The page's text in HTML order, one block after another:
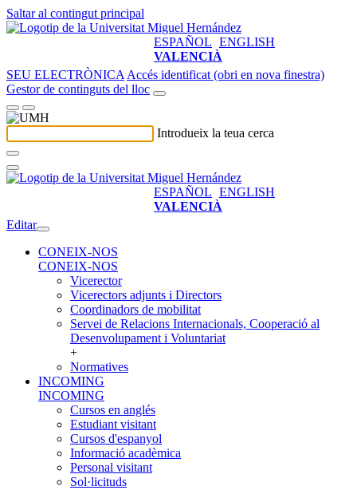
Saltar al contingut principal
ESPAÑOL ENGLISH
VALENCIÀ
SEU ELECTRÒNICA Accés identificat (obri en nova finestra)
Gestor de continguts del lloc
Introdueix la teua cerca
ESPAÑOL ENGLISH
VALENCIÀ
Editar
CONEIX-NOS
CONEIX-NOS
Vicerector
Vicerectors adjunts i Directors
Coordinadors de mobilitat
Servei de Relacions Internacionals, Cooperació al
Desenvolupament i Voluntariat
+
Normatives
INCOMING
INCOMING
Cursos en anglés
Estudiant visitant
Cursos d'espanyol
Informació acadèmica
Personal visitant
Sol·licituds